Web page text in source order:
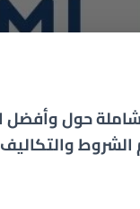
حول وأفضل